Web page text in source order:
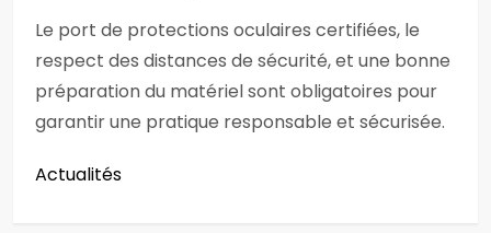
Le port de protections oculaires certifiées, le
respect des distances de sécurité, et une bonne
préparation du matériel sont obligatoires pour
garantir une pratique responsable et sécurisée.
Actualités